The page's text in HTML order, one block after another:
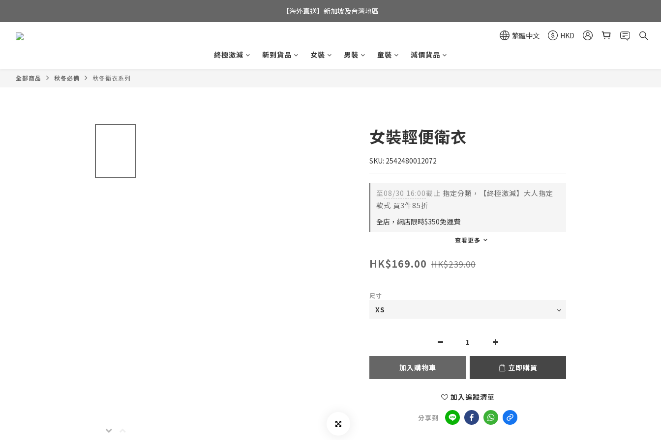
全店滿$350，即可享港澳地區免運費;
【海外直送】新加坡及台灣地區
繁體中文
HKD
終極激減
新到貨品 女裝 男裝 童裝 減價貨品
全部商品 秋冬必備 秋冬衛衣系列
女裝輕便衛衣
SKU: 2542480012072
至08/30 16:00截止 指定分類，【終極激減】大人指定
款式 買3件85折
全店，網店限時$350免運費
查看更多
HK$169.00 HK$239.00
尺寸
加入購物車 立即購買
加入追蹤清單
分享到